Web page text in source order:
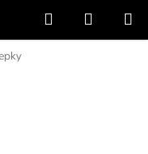
Hledat
KOŠÍK